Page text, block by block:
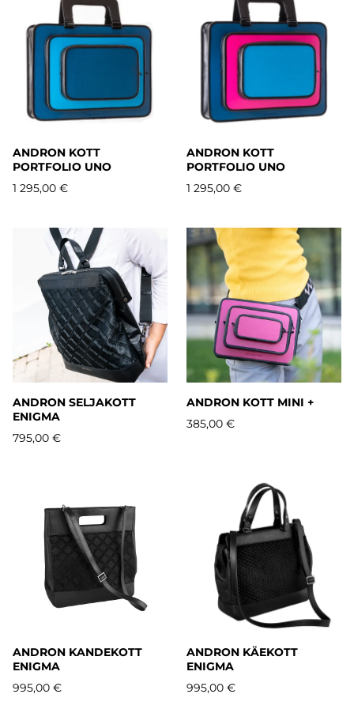
ANDRON KOTT
PORTFOLIO UNO
1 295,00 €
ANDRON KOTT
PORTFOLIO UNO
1 295,00 €
ANDRON SELJAKOTT
ENIGMA
795,00 €
ANDRON KOTT MINI +
385,00 €
ANDRON KANDEKOTT
ENIGMA
995,00 €
ANDRON KÄEKOTT
ENIGMA
995,00 €